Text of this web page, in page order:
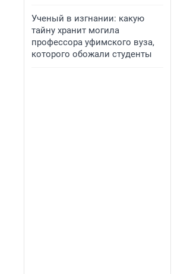
Ученый в изгнании: какую
тайну хранит могила
профессора уфимского вуза,
которого обожали студенты